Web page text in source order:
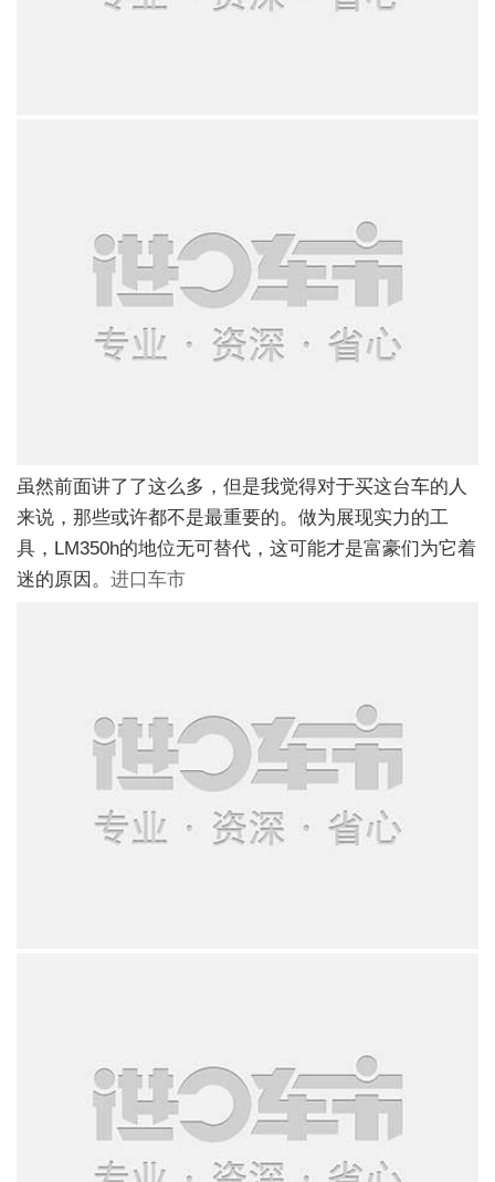
虽然前面讲了了这么多，但是我觉得对于买这台车的人
来说，那些或许都不是最重要的。做为展现实力的工
具，LM350h的地位无可替代，这可能才是富豪们为它着
迷的原因。 进口车市